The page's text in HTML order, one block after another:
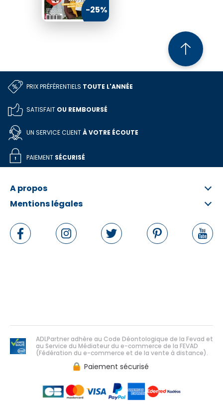
-25%
PRIX PRÉFÉRENTIELS TOUTE L'ANNÉE
SATISFAIT OU REMBOURSÉ
UN SERVICE CLIENTÀ VOTRE ÉCOUTE
PAIEMENT SÉCURISÉ
A propos
Qui sommes-nous ?
Contactez-nous
Rétractation en ligne
Mentions légales
Conditions Générales
Politique de données personnelles
ADLPartner adhère au Code Déontologique de la Fevad et
au Service du Médiateur du e-commerce de la FEVAD
(Fédération du e-commerce et de la vente à distance).
Paiement sécurisé